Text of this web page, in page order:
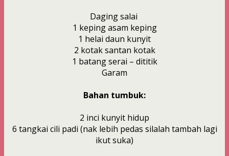
Daging salai
1 keping asam keping
1 helai daun kunyit
2 kotak santan kotak
1 batang serai – dititik
Garam
Bahan tumbuk:
2 inci kunyit hidup
6 tangkai cili padi (nak lebih pedas silalah tambah lagi
ikut suka)